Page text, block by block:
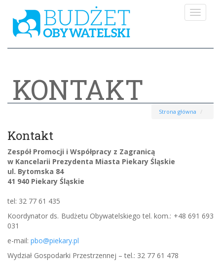
Toggle
KONTAKT
Strona główna
Kontakt
Zespół Promocji i Współpracy z Zagranicą
w Kancelarii Prezydenta Miasta Piekary Śląskie
ul. Bytomska 84
41 940 Piekary Śląskie
tel: 32 77 61 435
Koordynator ds. Budżetu Obywatelskiego tel. kom.: +48 691 693
031
e-mail: pbo@piekary.pl
Wydział Gospodarki Przestrzennej – tel.: 32 77 61 478